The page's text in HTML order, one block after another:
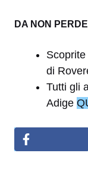
DA NON
di
Tutti gli
Adige